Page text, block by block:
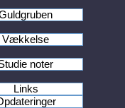
Vækkelse
noter
Links